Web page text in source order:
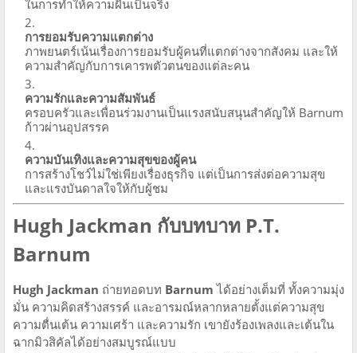
ในการทำให้ความฝันเป็นจริง
การยอมรับความแตกต่าง
ภาพยนตร์เน้นเรื่องการยอมรับผู้คนที่แตกต่างจากสังคม และให้
ความสำคัญกับการเคารพตัวตนของแต่ละคน
ความรักและความสัมพันธ์
ครอบครัวและเพื่อนร่วมงานเป็นแรงสนับสนุนสำคัญให้ Barnum
ก้าวผ่านอุปสรรค
ความบันเทิงและความสุขของผู้คน
การสร้างโชว์ไม่ใช่เพียงเรื่องธุรกิจ แต่เป็นการส่งต่อความสุข
และแรงบันดาลใจให้กับผู้ชม
Hugh Jackman กับบทบาท P.T.
Barnum
Hugh Jackman ถ่ายทอดบท Barnum ได้อย่างเต็มที่ ทั้งความมุ่ง
มั่น ความคิดสร้างสรรค์ และอารมณ์หลากหลายตั้งแต่ความสุข
ความตื่นเต้น ความเศร้า และความรัก เขายังร้องเพลงและเต้นใน
ฉากมิวสิคัลได้อย่างสมบูรณ์แบบ